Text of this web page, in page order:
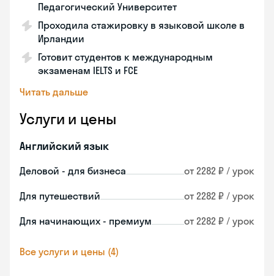
Педагогический Университет
Проходила стажировку в языковой школе в
Ирландии
Готовит студентов к международным
экзаменам IELTS и FCE
Читать дальше
Услуги и цены
Английский язык
Деловой - для бизнеса от 2282 ₽ / урок
Для путешествий от 2282 ₽ / урок
Для начинающих - премиум от 2282 ₽ / урок
Все услуги и цены (4)